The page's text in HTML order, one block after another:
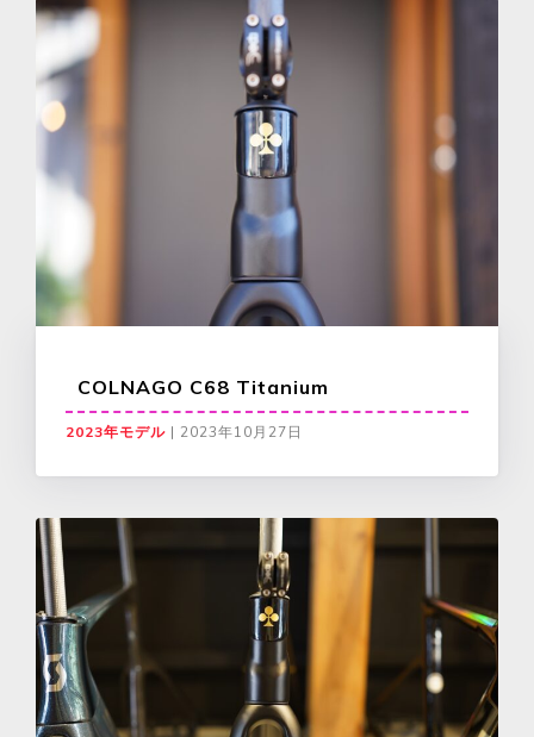
COLNAGO C68 Titanium
2023年モデル | 2023年10月27日